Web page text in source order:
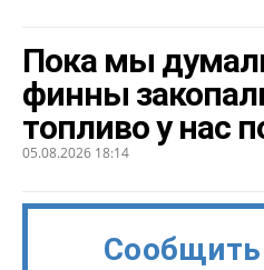
Пока мы
финны
топливо у нас
05.08.2026 18:14
Сообщить